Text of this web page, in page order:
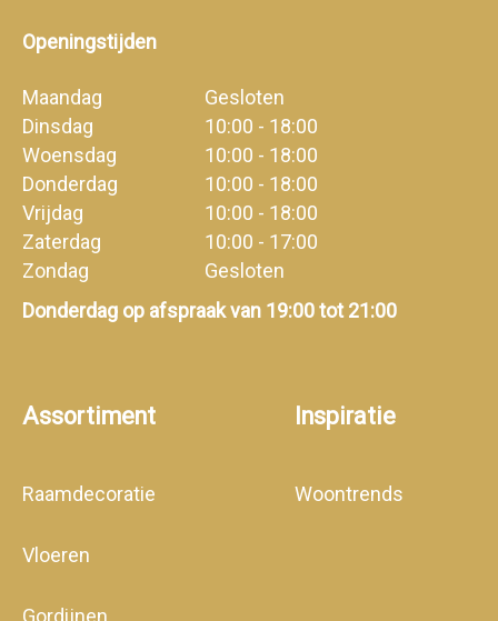
Openingstijden
Maandag
Gesloten
Dinsdag
10:00 - 18:00
Woensdag
10:00 - 18:00
Donderdag
10:00 - 18:00
Vrijdag
10:00 - 18:00
Zaterdag
10:00 - 17:00
Zondag
Gesloten
Donderdag op afspraak van 19:00 tot 21:00
Assortiment
Raamdecoratie
Vloeren
Inspiratie
Woontrends